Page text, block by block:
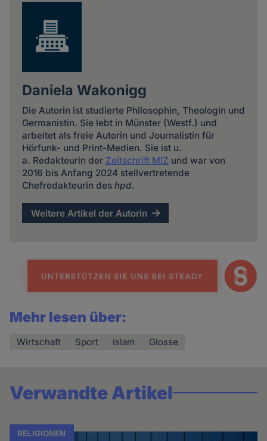
Daniela Wakonigg
Die Autorin ist studierte Philosophin, Theologin und
Germanistin. Sie lebt in Münster (Westf.) und
arbeitet als freie Autorin und Journalistin für
Hörfunk- und Print-Medien. Sie ist u.
a. Redakteurin der Zeitschrift MIZ und war von
2016 bis Anfang 2024 stellvertretende
Chefredakteurin des hpd.
Weitere Artikel der Autorin
Mehr lesen über:
Wirtschaft Sport Islam Glosse
Verwandte Artikel
RELIGIONEN